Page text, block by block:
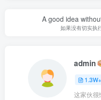
A good idea
如果没有切实执
admin
1.3W+
这家伙很